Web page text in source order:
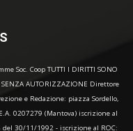
Soc. Coop TUTTI I DIRITTI SONO
SENZA AUTORIZZAZIONE Direttore
e Redazione: piazza Sordello,
0207279 (Mantova) iscrizione al
30/11/1992 - iscrizione al ROC: